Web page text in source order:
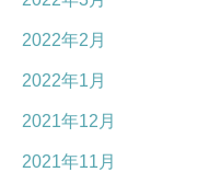
2022年2月
2022年1月
2021年12月
2021年11月